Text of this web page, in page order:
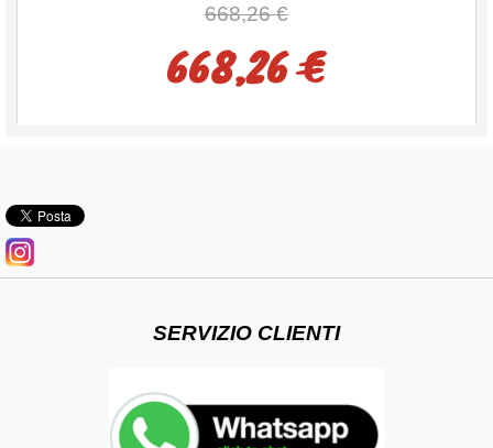
668,26 €
668,26 €
SERVIZIO CLIENTI